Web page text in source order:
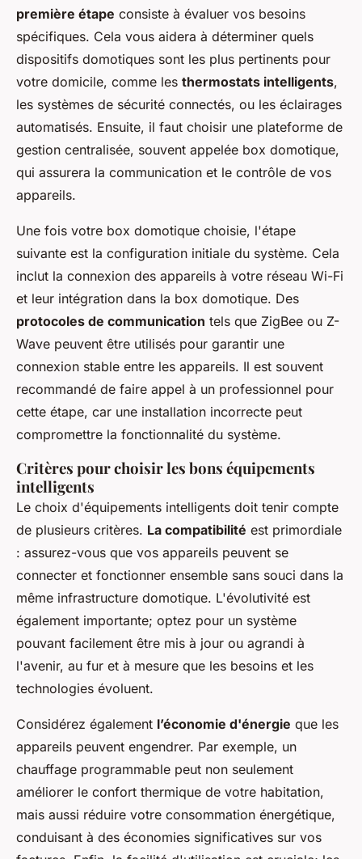
première étape consiste à évaluer vos besoins
spécifiques. Cela vous aidera à déterminer quels
dispositifs domotiques sont les plus pertinents pour
votre domicile, comme les thermostats intelligents,
les systèmes de sécurité connectés, ou les éclairages
automatisés. Ensuite, il faut choisir une plateforme de
gestion centralisée, souvent appelée box domotique,
qui assurera la communication et le contrôle de vos
appareils.
Une fois votre box domotique choisie, l'étape
suivante est la configuration initiale du système. Cela
inclut la connexion des appareils à votre réseau Wi-Fi
et leur intégration dans la box domotique. Des
protocoles de communication tels que ZigBee ou Z-
Wave peuvent être utilisés pour garantir une
connexion stable entre les appareils. Il est souvent
recommandé de faire appel à un professionnel pour
cette étape, car une installation incorrecte peut
compromettre la fonctionnalité du système.
Critères pour choisir les bons équipements
intelligents
Le choix d'équipements intelligents doit tenir compte
de plusieurs critères. La compatibilité est primordiale
: assurez-vous que vos appareils peuvent se
connecter et fonctionner ensemble sans souci dans la
même infrastructure domotique. L'évolutivité est
également importante; optez pour un système
pouvant facilement être mis à jour ou agrandi à
l'avenir, au fur et à mesure que les besoins et les
technologies évoluent.
Considérez également l’économie d'énergie que les
appareils peuvent engendrer. Par exemple, un
chauffage programmable peut non seulement
améliorer le confort thermique de votre habitation,
mais aussi réduire votre consommation énergétique,
conduisant à des économies significatives sur vos